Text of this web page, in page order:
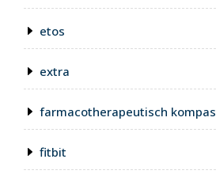
etos
extra
farmacotherapeutisch kompas
fitbit